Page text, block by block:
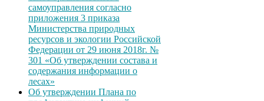
самоуправления согласно
приложения 3 приказа
Министерства природных
ресурсов и экологии Российской
Федерации от 29 июня 2018г. №
301 «Об утверждении состава и
содержания информации о
лесах»
Об утверждении Плана по